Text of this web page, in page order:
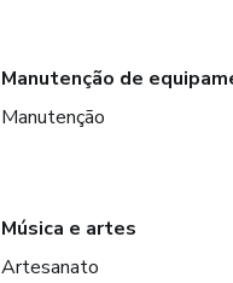
Manutenção de
Manutenção
Música e artes
Artesanato